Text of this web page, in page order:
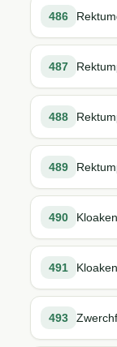
486
487
488
489
490
491
493